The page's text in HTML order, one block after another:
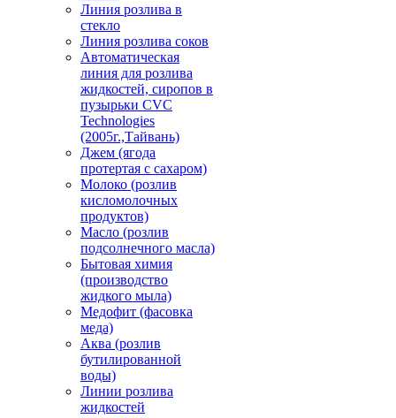
Линия розлива в
стекло
Линия розлива соков
Автоматическая
линия для розлива
жидкостей, сиропов в
пузырьки CVC
Technologies
(2005г.,Тайвань)
Джем (ягода
протертая с сахаром)
Молоко (розлив
кисломолочных
продуктов)
Масло (розлив
подсолнечного масла)
Бытовая химия
(производство
жидкого мыла)
Медофит (фасовка
меда)
Аква (розлив
бутилированной
воды)
Линии розлива
жидкостей